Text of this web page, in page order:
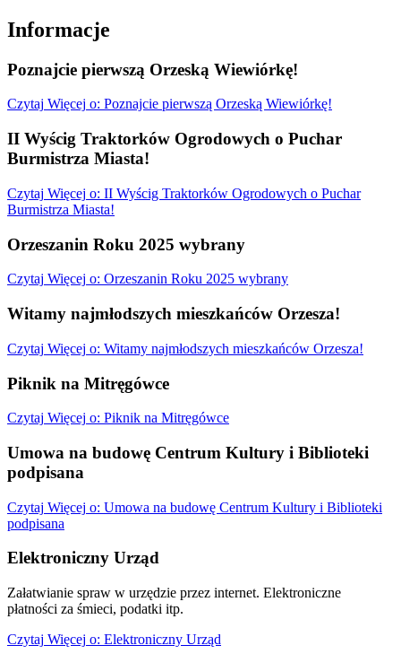
Informacje
Poznajcie pierwszą Orzeską Wiewiórkę!
Czytaj Więcej o: Poznajcie pierwszą Orzeską Wiewiórkę!
II Wyścig Traktorków Ogrodowych o Puchar
Burmistrza Miasta!
Czytaj Więcej o: II Wyścig Traktorków Ogrodowych o Puchar
Burmistrza Miasta!
Orzeszanin Roku 2025 wybrany
Czytaj Więcej o: Orzeszanin Roku 2025 wybrany
Witamy najmłodszych mieszkańców Orzesza!
Czytaj Więcej o: Witamy najmłodszych mieszkańców Orzesza!
Piknik na Mitręgówce
Czytaj Więcej o: Piknik na Mitręgówce
Umowa na budowę Centrum Kultury i Biblioteki
podpisana
Czytaj Więcej o: Umowa na budowę Centrum Kultury i Biblioteki
podpisana
Elektroniczny Urząd
Załatwianie spraw w urzędzie przez internet. Elektroniczne
płatności za śmieci, podatki itp.
Czytaj Więcej o: Elektroniczny Urząd